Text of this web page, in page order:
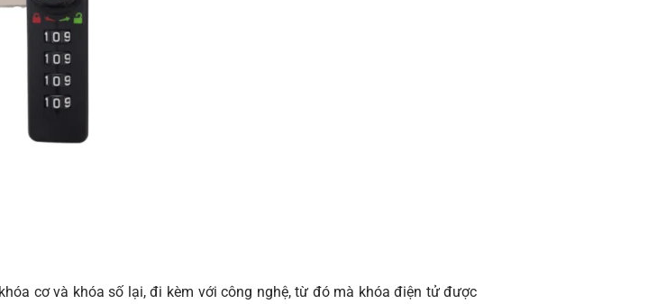
cơ và khóa số lại, đi kèm với công nghệ, từ đó mà khóa điện tử được